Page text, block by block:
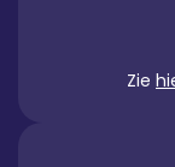
Zie